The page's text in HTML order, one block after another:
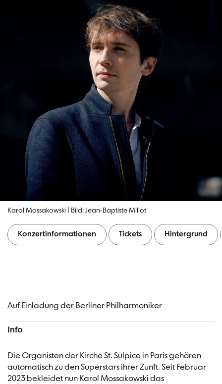
Karol Mossakowski | Bild: Jean-Baptiste Millot
Konzertinformationen Tickets Hintergrund
Auf Einladung der Berliner Philharmoniker
Info
Die Organisten der Kirche St. Sulpice in Paris gehören
automatisch zu den Superstars ihrer Zunft. Seit Februar
2023 bekleidet nun Karol Mossakowski das